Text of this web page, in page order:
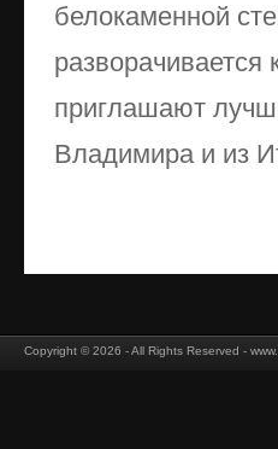
белокаменной
разворачивается
приглашают
Владимира и из
Copyright © 2026 - All Rights Reserved -